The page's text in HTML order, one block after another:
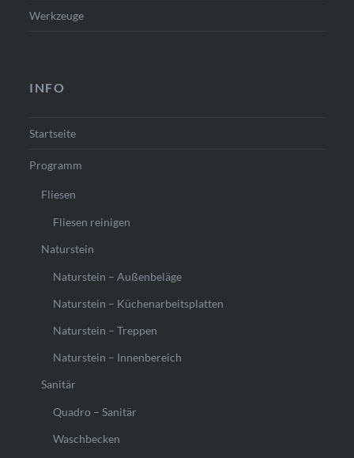
Werkzeuge
INFO
Startseite
Programm
Fliesen
Fliesen reinigen
Naturstein
Naturstein – Außenbeläge
Naturstein – Küchenarbeitsplatten
Naturstein – Treppen
Naturstein – Innenbereich
Sanitär
Quadro – Sanitär
Waschbecken